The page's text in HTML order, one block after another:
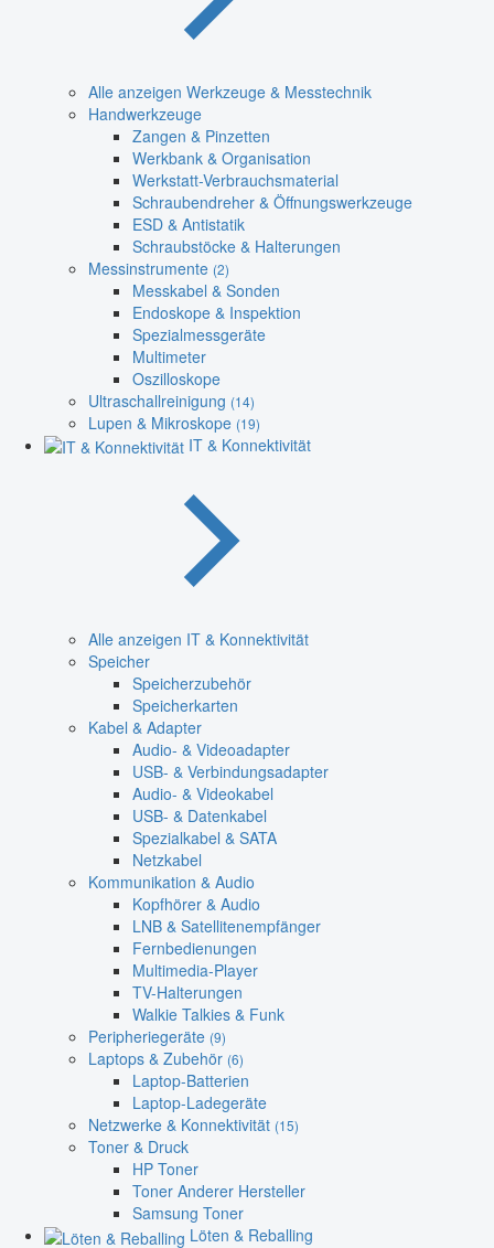
Alle anzeigen Werkzeuge & Messtechnik
Handwerkzeuge
Zangen & Pinzetten
Werkbank & Organisation
Werkstatt-Verbrauchsmaterial
Schraubendreher & Öffnungswerkzeuge
ESD & Antistatik
Schraubstöcke & Halterungen
Messinstrumente (2)
Messkabel & Sonden
Endoskope & Inspektion
Spezialmessgeräte
Multimeter
Oszilloskope
Ultraschallreinigung (14)
Lupen & Mikroskope (19)
IT & Konnektivität
Alle anzeigen IT & Konnektivität
Speicher
Speicherzubehör
Speicherkarten
Kabel & Adapter
Audio- & Videoadapter
USB- & Verbindungsadapter
Audio- & Videokabel
USB- & Datenkabel
Spezialkabel & SATA
Netzkabel
Kommunikation & Audio
Kopfhörer & Audio
LNB & Satellitenempfänger
Fernbedienungen
Multimedia-Player
TV-Halterungen
Walkie Talkies & Funk
Peripheriegeräte (9)
Laptops & Zubehör (6)
Laptop-Batterien
Laptop-Ladegeräte
Netzwerke & Konnektivität (15)
Toner & Druck
HP Toner
Toner Anderer Hersteller
Samsung Toner
Löten & Reballing